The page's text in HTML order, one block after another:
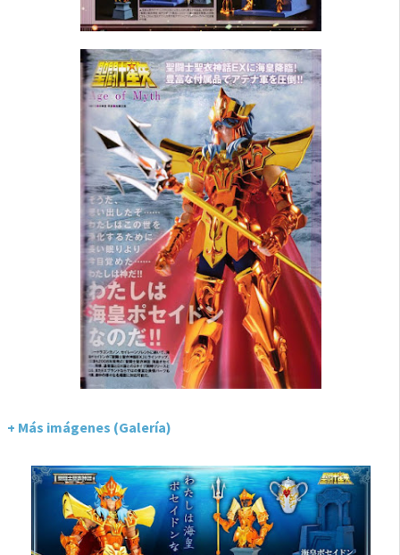
+ Más imágenes (Galería)